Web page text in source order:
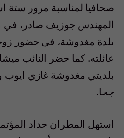
صحافيا لمناسبة مرور ستة
المهندس جوزيف صادر، في
بلدة مغدوشة، في حضور
عائلته. كما حضر النائب
بلديتي مغدوشة غازي
جحا.
استهل المطران حداد